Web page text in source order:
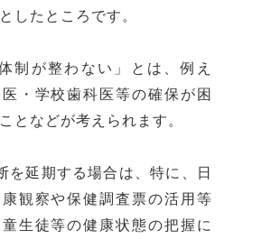
したところです。
制が整わない」とは、例え
・学校歯科医等の確保が困
となどが考えられます。
を延期する場合は、特に、日
観察や保健調査票の活用等
生徒等の健康状態の把握に